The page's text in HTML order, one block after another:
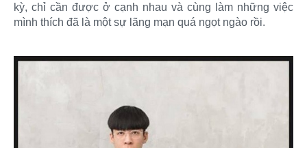
kỳ, chỉ cần được ở cạnh nhau và cùng làm những việc
mình thích đã là một sự lãng mạn quá ngọt ngào rồi.